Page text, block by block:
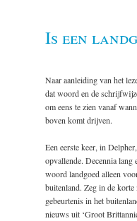
Is een
Naar aanleiding van het
dat woord en de
om eens te zien vanaf
boven komt drijven.
Een eerste keer, in
opvallende. Decennia lang
woord landgoed alleen
buitenland. Zeg in de
gebeurtenis in het
nieuws uit ‘Groot